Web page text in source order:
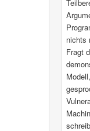
nichts
Fragt